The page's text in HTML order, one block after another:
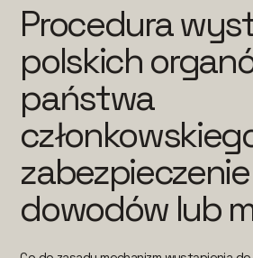
Procedura
polskich
państwa
zabezpieczenie
dowodów lub